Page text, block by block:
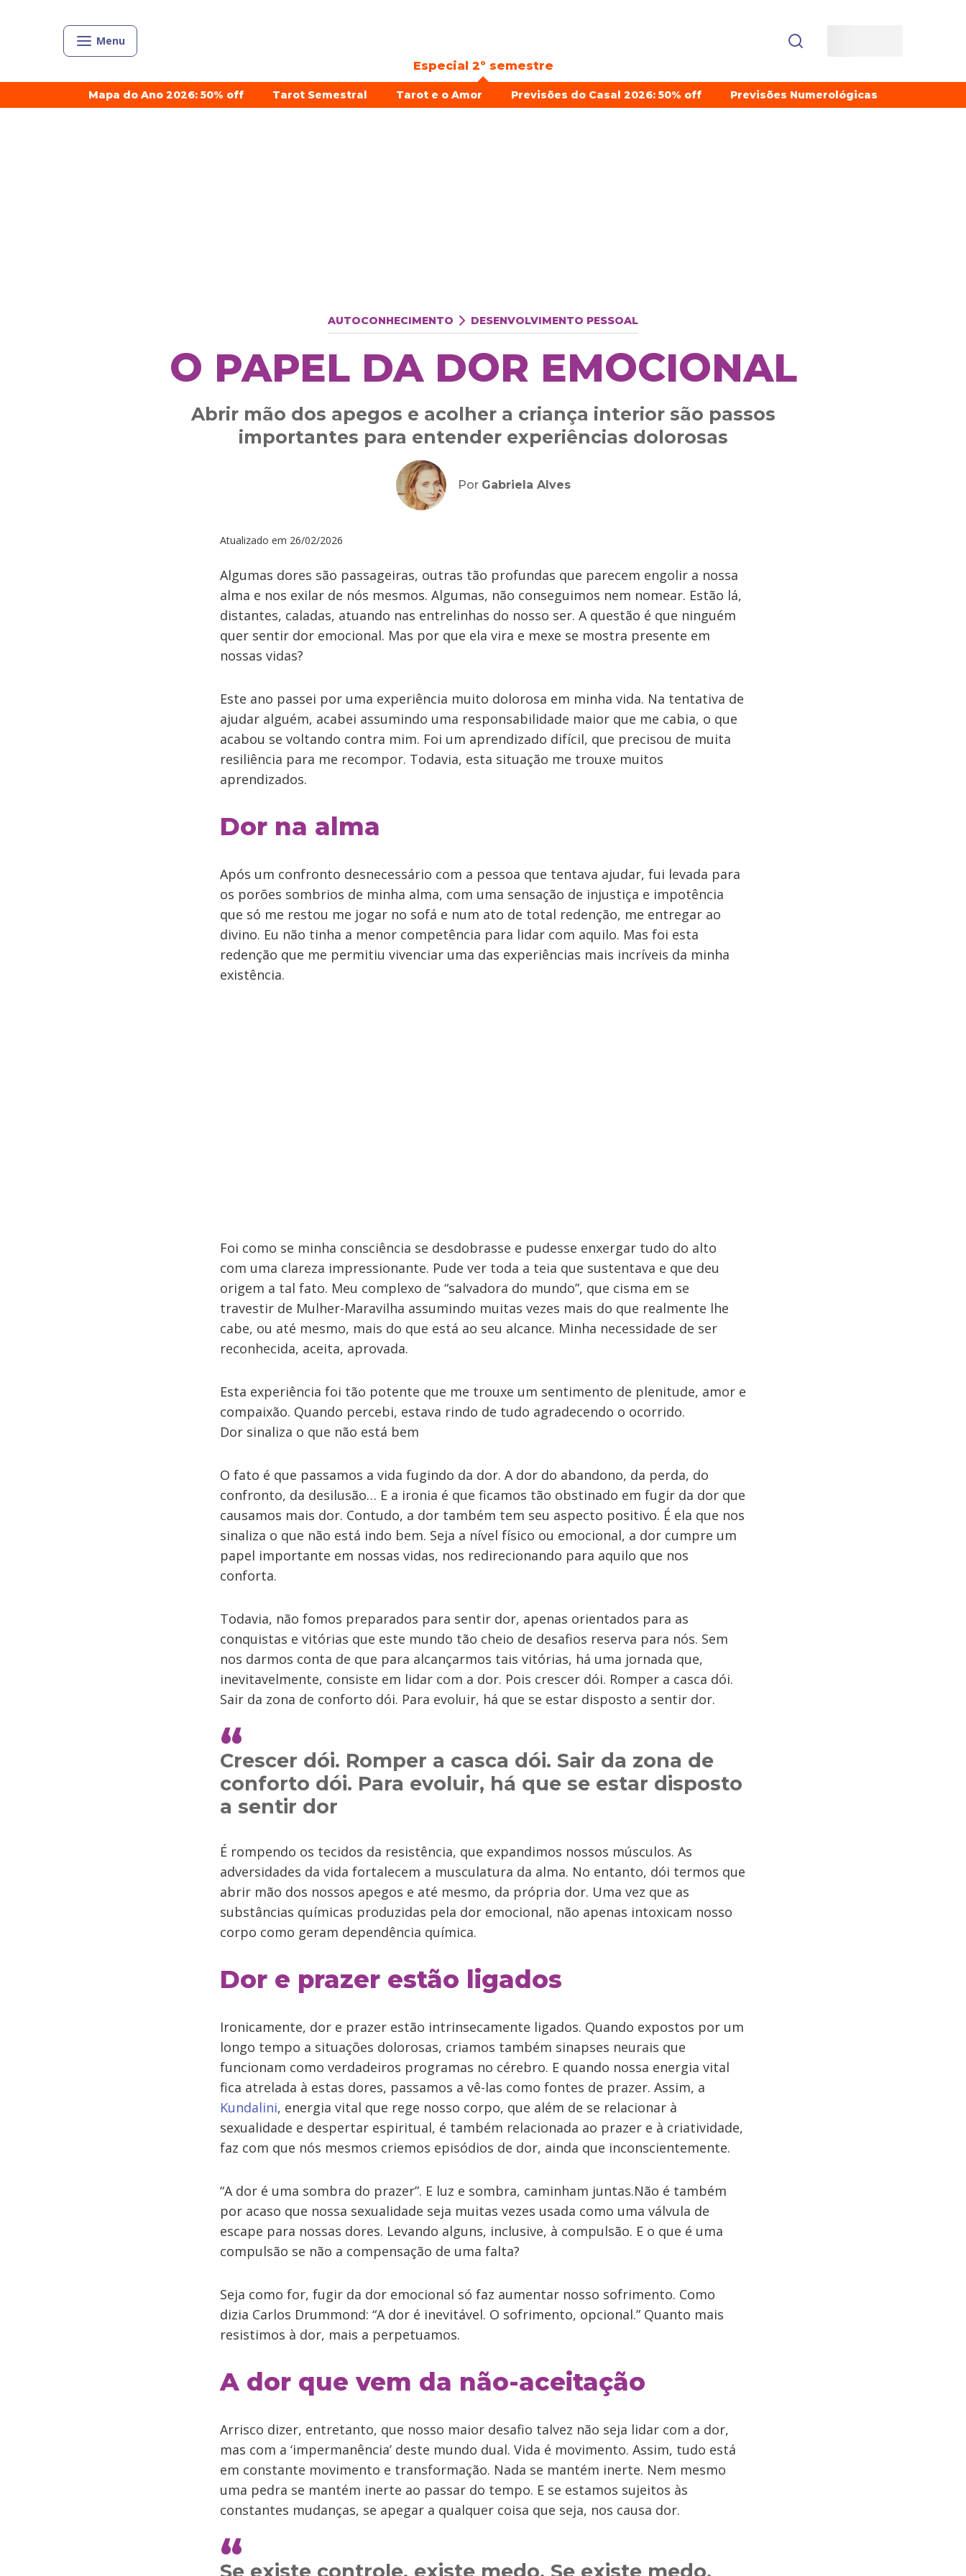
Menu
Especial 2º semestre
Mapa do Ano 2026: 50% off Tarot Semestral Tarot e o Amor Previsões do Casal 2026: 50% off Previsões Numerológicas
AUTOCONHECIMENTO DESENVOLVIMENTO PESSOAL
O PAPEL DA DOR EMOCIONAL
Abrir mão dos apegos e acolher a criança interior são passos
importantes para entender experiências dolorosas
Por Gabriela Alves
Atualizado em 26/02/2026
Algumas dores são passageiras, outras tão profundas que parecem engolir a nossa
alma e nos exilar de nós mesmos. Algumas, não conseguimos nem nomear. Estão lá,
distantes, caladas, atuando nas entrelinhas do nosso ser. A questão é que ninguém
quer sentir dor emocional. Mas por que ela vira e mexe se mostra presente em
nossas vidas?
Este ano passei por uma experiência muito dolorosa em minha vida. Na tentativa de
ajudar alguém, acabei assumindo uma responsabilidade maior que me cabia, o que
acabou se voltando contra mim. Foi um aprendizado difícil, que precisou de muita
resiliência para me recompor. Todavia, esta situação me trouxe muitos
aprendizados.
Dor na alma
Após um confronto desnecessário com a pessoa que tentava ajudar, fui levada para
os porões sombrios de minha alma, com uma sensação de injustiça e impotência
que só me restou me jogar no sofá e num ato de total redenção, me entregar ao
divino. Eu não tinha a menor competência para lidar com aquilo. Mas foi esta
redenção que me permitiu vivenciar uma das experiências mais incríveis da minha
existência.
Foi como se minha consciência se desdobrasse e pudesse enxergar tudo do alto
com uma clareza impressionante. Pude ver toda a teia que sustentava e que deu
origem a tal fato. Meu complexo de “salvadora do mundo”, que cisma em se
travestir de Mulher-Maravilha assumindo muitas vezes mais do que realmente lhe
cabe, ou até mesmo, mais do que está ao seu alcance. Minha necessidade de ser
reconhecida, aceita, aprovada.
Esta experiência foi tão potente que me trouxe um sentimento de plenitude, amor e
compaixão. Quando percebi, estava rindo de tudo agradecendo o ocorrido.
Dor sinaliza o que não está bem
O fato é que passamos a vida fugindo da dor. A dor do abandono, da perda, do
confronto, da desilusão… E a ironia é que ficamos tão obstinado em fugir da dor que
causamos mais dor. Contudo, a dor também tem seu aspecto positivo. É ela que nos
sinaliza o que não está indo bem. Seja a nível físico ou emocional, a dor cumpre um
papel importante em nossas vidas, nos redirecionando para aquilo que nos
conforta.
Todavia, não fomos preparados para sentir dor, apenas orientados para as
conquistas e vitórias que este mundo tão cheio de desafios reserva para nós. Sem
nos darmos conta de que para alcançarmos tais vitórias, há uma jornada que,
inevitavelmente, consiste em lidar com a dor. Pois crescer dói. Romper a casca dói.
Sair da zona de conforto dói. Para evoluir, há que se estar disposto a sentir dor.
Crescer dói. Romper a casca dói. Sair da zona de
conforto dói. Para evoluir, há que se estar disposto
a sentir dor
É rompendo os tecidos da resistência, que expandimos nossos músculos. As
adversidades da vida fortalecem a musculatura da alma. No entanto, dói termos que
abrir mão dos nossos apegos e até mesmo, da própria dor. Uma vez que as
substâncias químicas produzidas pela dor emocional, não apenas intoxicam nosso
corpo como geram dependência química.
Dor e prazer estão ligados
Ironicamente, dor e prazer estão intrinsecamente ligados. Quando expostos por um
longo tempo a situações dolorosas, criamos também sinapses neurais que
funcionam como verdadeiros programas no cérebro. E quando nossa energia vital
fica atrelada à estas dores, passamos a vê-las como fontes de prazer. Assim, a
Kundalini, energia vital que rege nosso corpo, que além de se relacionar à
sexualidade e despertar espiritual, é também relacionada ao prazer e à criatividade,
faz com que nós mesmos criemos episódios de dor, ainda que inconscientemente.
“A dor é uma sombra do prazer”. E luz e sombra, caminham juntas.Não é também
por acaso que nossa sexualidade seja muitas vezes usada como uma válvula de
escape para nossas dores. Levando alguns, inclusive, à compulsão. E o que é uma
compulsão se não a compensação de uma falta?
Seja como for, fugir da dor emocional só faz aumentar nosso sofrimento. Como
dizia Carlos Drummond: “A dor é inevitável. O sofrimento, opcional.” Quanto mais
resistimos à dor, mais a perpetuamos.
A dor que vem da não-aceitação
Arrisco dizer, entretanto, que nosso maior desafio talvez não seja lidar com a dor,
mas com a ‘impermanência’ deste mundo dual. Vida é movimento. Assim, tudo está
em constante movimento e transformação. Nada se mantém inerte. Nem mesmo
uma pedra se mantém inerte ao passar do tempo. E se estamos sujeitos às
constantes mudanças, se apegar a qualquer coisa que seja, nos causa dor.